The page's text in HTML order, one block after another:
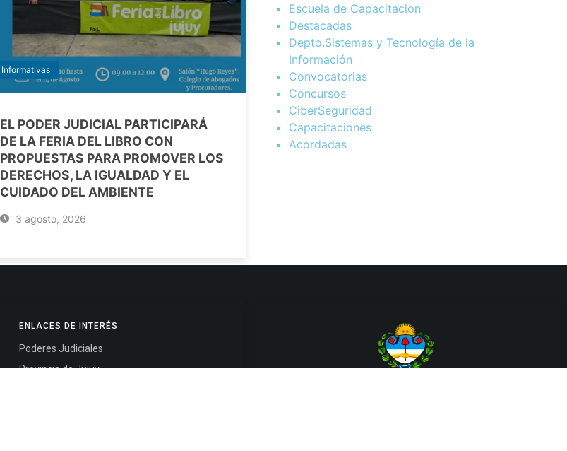
Informativas
EL PODER JUDICIAL PARTICIPARÁ
DE LA FERIA DEL LIBRO CON
PROPUESTAS PARA PROMOVER LOS
DERECHOS, LA IGUALDAD Y EL
CUIDADO DEL AMBIENTE
3 agosto, 2026
Escuela de Capacitacion
Destacadas
Depto.Sistemas y Tecnología de la
Información
Convocatorias
Concursos
CiberSeguridad
Capacitaciones
Acordadas
ENLACES DE INTERÉS
Poderes Judiciales
Provincia de Jujuy